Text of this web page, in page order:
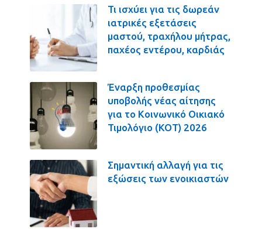
Τι ισχύει για τις δωρεάν
ιατρικές εξετάσεις
μαστού, τραχήλου μήτρας,
παχέος εντέρου, καρδιάς
Έναρξη προθεσμίας
υποβολής νέας αίτησης
για το Κοινωνικό Οικιακό
Τιμολόγιο (ΚΟΤ) 2026
Σημαντική αλλαγή για τις
εξώσεις των ενοικιαστών